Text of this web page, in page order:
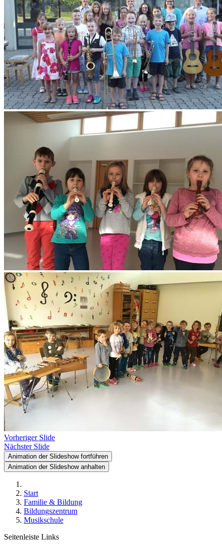
Vorheriger Slide
Nächster Slide
Animation der Slideshow fortführen
Animation der Slideshow anhalten
Start
Familie & Bildung
Bildungszentrum
Musikschule
Seitenleiste Links